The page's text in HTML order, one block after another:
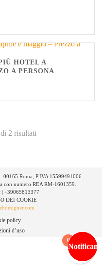
HOTEL A
A PERSONA
2 risultati
00165 Roma, P.IVA 15599491006
con numero REA RM-1601359.
+39065813377
DEI COOKIE
policy
d’uso
0
Notificami
Notificami